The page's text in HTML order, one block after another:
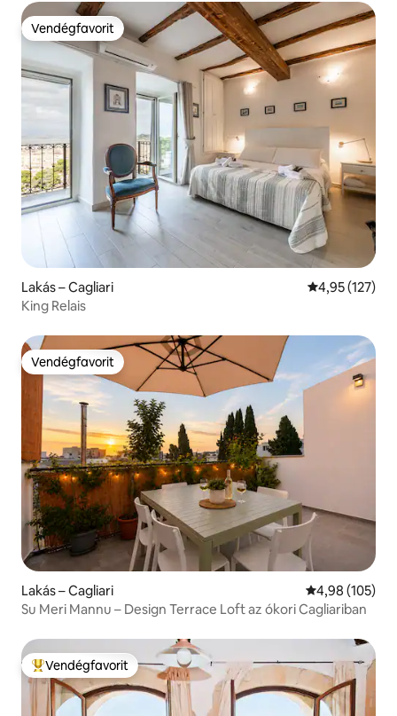
Vendégfavorit
Vendégfavorit
Lakás – Cagliari Átlagos
4,95 (127)
King Relais
Vendégfavorit
Vendégfavorit
Lakás – Cagliari Átlagos
4,98 (105)
Su Meri Mannu – Design Terrace Loft az ókori Cagliariban
Kiemelt vendégfavorit
Vendégfavorit